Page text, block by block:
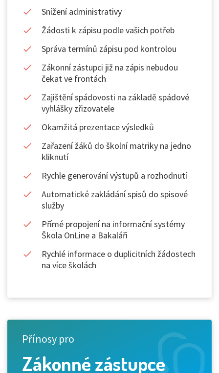
Snížení administrativy
Žádosti k zápisu podle vašich potřeb
Správa termínů zápisu pod kontrolou
Zákonní zástupci již na zápis nebudou
čekat ve frontách
Zajištění spádovosti na základě spádové
vyhlášky zřizovatele
Okamžitá prezentace výsledků
Zařazení žáků do školní matriky na jedno
kliknutí
Rychle generování výstupů a rozhodnutí
Automatické zakládání spisů do spisové
služby
Přímé propojení na informační systémy
Škola OnLine a Bakaláři
Rychlé informace o duplicitních žádostech
na více školách
Přínosy pro
Zákonné zástupce